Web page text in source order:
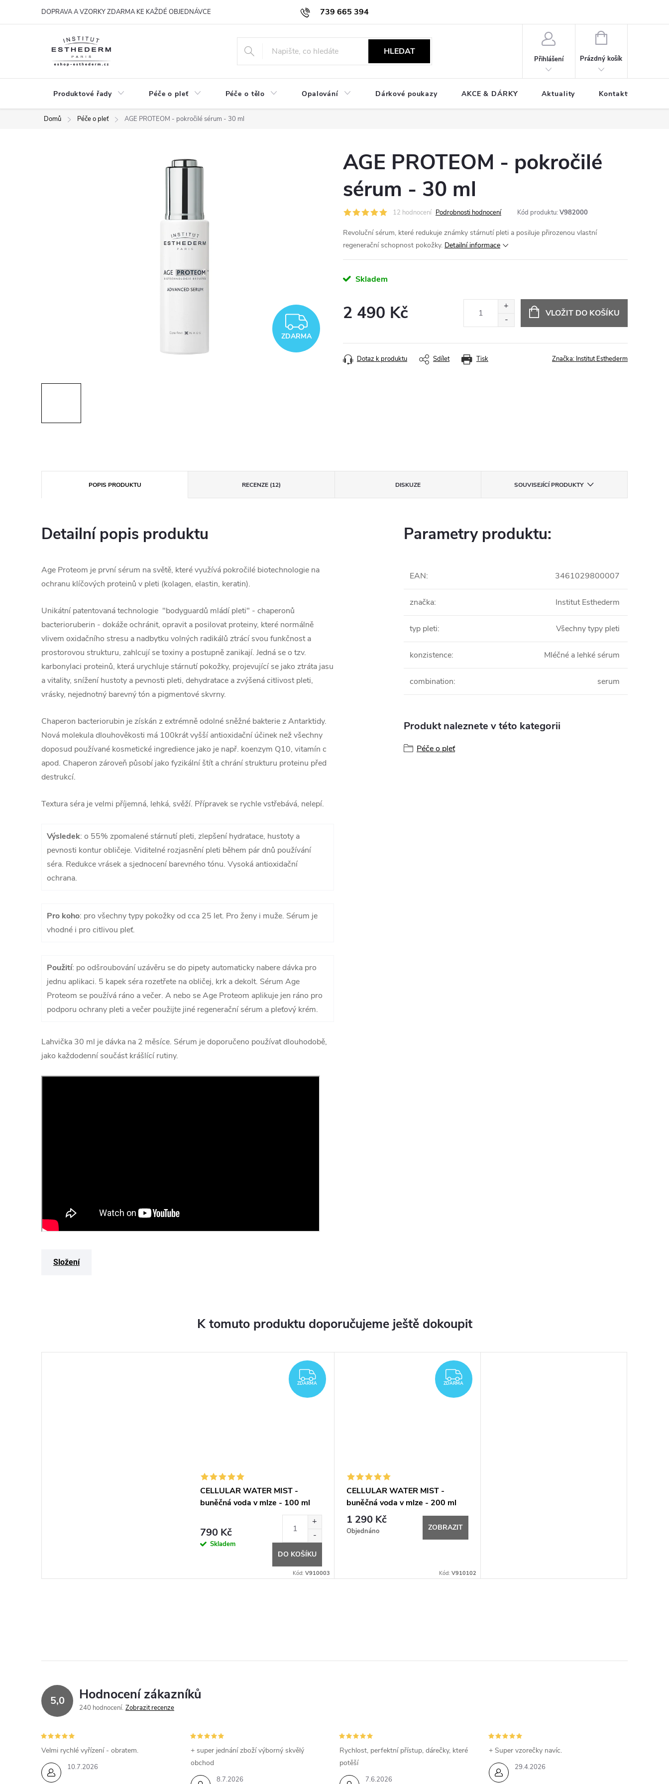
739 665 394
DOPRAVA A VZORKY ZDARMA KE KAŽDÉ OBJEDNÁVCE
HLEDAT
Přihlášení
NÁKUPNÍ
Prázdný košík
Produktové řady Péče o pleť Péče o tělo Opalování Dárkové poukazy AKCE & DÁRKY Aktuality Kontakty
Domů Péče o pleť AGE PROTEOM - pokročilé sérum - 30 ml
ZDARMA
ZDARMA
AGE PROTEOM - pokročilé
sérum - 30 ml
12 hodnocení Podrobnosti hodnocení Kód produktu: V982000
Revoluční sérum, které redukuje známky stárnutí pleti a posiluje přirozenou vlastní
regenerační schopnost pokožky. Detailní informace
Skladem
2 490 Kč VLOŽIT DO KOŠÍKU
Tisk
Dotaz k produktu Sdílet Značka: Institut Esthederm
POPIS PRODUKTU RECENZE (12) DISKUZE SOUVISEJÍCÍ PRODUKTY
Detailní popis produktu
Age Proteom je první sérum na světě, které využívá pokročilé biotechnologie na
ochranu klíčových proteinů v pleti (kolagen, elastin, keratin).
Unikátní patentovaná technologie "bodyguardů mládí pleti" - chaperonů
bacterioruberin - dokáže ochránit, opravit a posilovat proteiny, které normálně
vlivem oxidačního stresu a nadbytku volných radikálů ztrácí svou funkčnost a
prostorovou strukturu, zahlcují se toxiny a postupně zanikají. Jedná se o tzv.
karbonylaci proteinů, která urychluje stárnutí pokožky, projevující se jako ztráta jasu
a vitality, snížení hustoty a pevnosti pleti, dehydratace a zvýšená citlivost pleti,
vrásky, nejednotný barevný tón a pigmentové skvrny.
Chaperon bacteriorubin je získán z extrémně odolné sněžné bakterie z Antarktidy.
Nová molekula dlouhověkosti má 100krát vyšší antioxidační účinek než všechny
doposud používané kosmetické ingredience jako je např. koenzym Q10, vitamín c
apod. Chaperon zároveň působí jako fyzikální štít a chrání strukturu proteinu před
destrukcí.
Textura séra je velmi příjemná, lehká, svěží. Přípravek se rychle vstřebává, nelepí.
Výsledek: o 55% zpomalené stárnutí pleti, zlepšení hydratace, hustoty a
pevnosti kontur obličeje. Viditelné rozjasnění pleti během pár dnů používání
séra. Redukce vrásek a sjednocení barevného tónu. Vysoká antioxidační
ochrana.
Pro koho: pro všechny typy pokožky od cca 25 let. Pro ženy i muže. Sérum je
vhodné i pro citlivou pleť.
Použití: po odšroubování uzávěru se do pipety automaticky nabere dávka pro
jednu aplikaci. 5 kapek séra rozetřete na obličej, krk a dekolt. Sérum Age
Proteom se používá ráno a večer. A nebo se Age Proteom aplikuje jen ráno pro
podporu ochrany pleti a večer použijte jiné regenerační sérum a pleťový krém.
Lahvička 30 ml je dávka na 2 měsíce. Sérum je doporučeno používat dlouhodobě,
jako každodenní součást krášlící rutiny.
Složení
Parametry produktu:
EAN: 3461029800007
značka: Institut Esthederm
typ pleti: Všechny typy pleti
konzistence: Mléčné a lehké sérum
combination: serum
Produkt naleznete v této kategorii
Péče o pleť
K tomuto produktu doporučujeme ještě dokoupit
ZDARMA
ZDARMA
CELLULAR WATER MIST -
buněčná voda v mlze - 100 ml
790 Kč
Skladem
DO KOŠÍKU
Kód: V910003
ZDARMA
ZDARMA
CELLULAR WATER MIST -
buněčná voda v mlze - 200 ml
1 290 Kč
Objednáno ZOBRAZIT
Kód: V910102
5,0 Hodnocení zákazníků
240 hodnocení Zobrazit recenze
10.7.2026
Velmi rychlé vyřízení - obratem.
8.7.2026
+ super jednání zboží výborný skvělý
obchod
7.6.2026
Rychlost, perfektní přístup, dárečky, které
potěší
29.4.2026
+ Super vzorečky navíc.